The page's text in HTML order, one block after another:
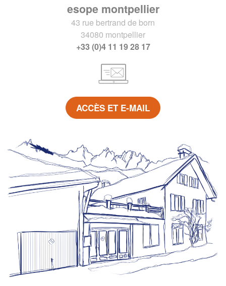
esope montpellier
43 rue bertrand de born
34080 montpellier
+33 (0)4 11 19 28 17
ACCÈS ET E-MAIL